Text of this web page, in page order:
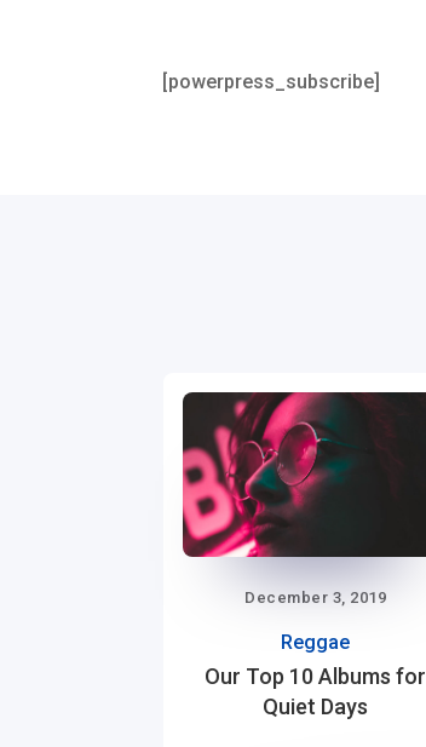
[powerpress_subscribe]
December 3, 2019
Reggae
Our Top 10 Albums for
Quiet Days